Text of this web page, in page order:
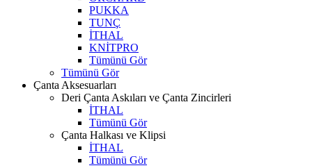
PUKKA
TUNÇ
İTHAL
KNİTPRO
Tümünü Gör
Tümünü Gör
Çanta Aksesuarları
Deri Çanta Askıları ve Çanta Zincirleri
İTHAL
Tümünü Gör
Çanta Halkası ve Klipsi
İTHAL
Tümünü Gör